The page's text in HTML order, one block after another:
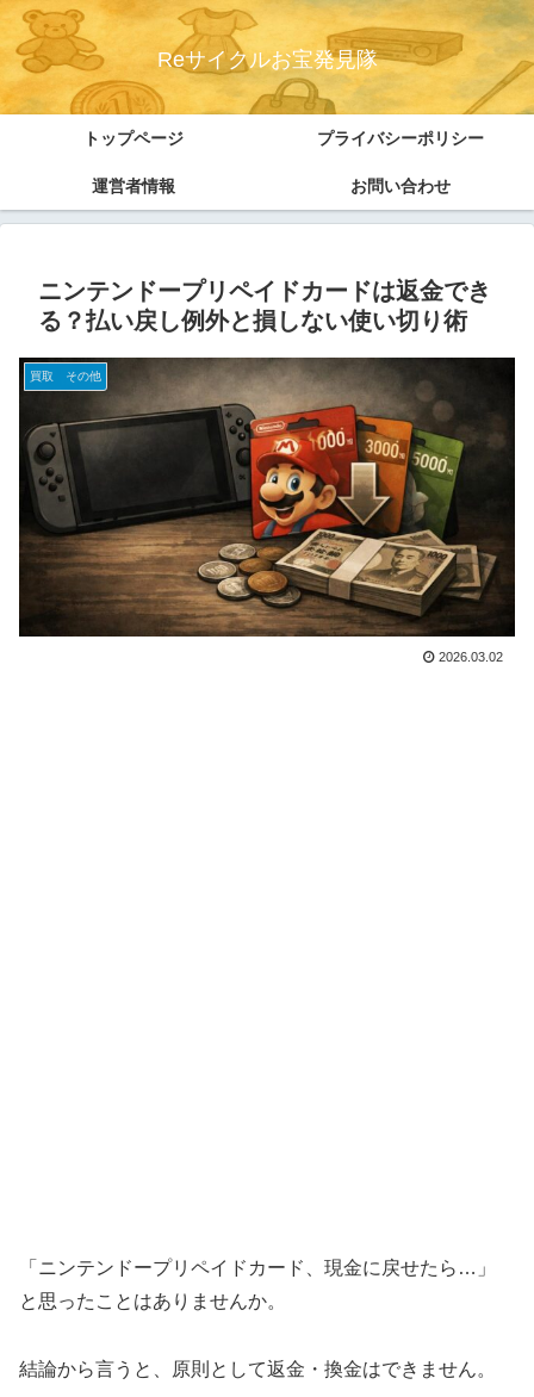
Reサイクルお宝発見隊
トップページ プライバシーポリシー
運営者情報 お問い合わせ
ニンテンドープリペイドカードは返金でき
る？払い戻し例外と損しない使い切り術
買取 その他
2026.03.02
「ニンテンドープリペイドカード、現金に戻せたら…」
と思ったことはありませんか。
結論から言うと、原則として返金・換金はできません。